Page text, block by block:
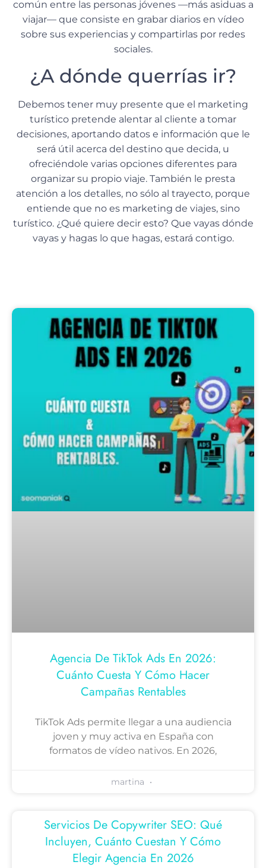
común entre las personas jóvenes —más asiduas a
viajar— que consiste en grabar diarios en vídeo
sobre sus experiencias y compartirlas por redes
sociales.
¿A dónde querrías ir?
Debemos tener muy presente que el marketing
turístico pretende alentar al cliente a tomar
decisiones, aportando datos e información que le
será útil acerca del destino que decida, u
ofreciéndole varias opciones diferentes para
organizar su propio viaje. También le presta
atención a los detalles, no sólo al trayecto, porque
entiende que no es marketing de viajes, sino
turístico. ¿Qué quiere decir esto? Que vayas dónde
vayas y hagas lo que hagas, estará contigo.
Agencia De TikTok Ads En 2026:
Cuánto Cuesta Y Cómo Hacer
Campañas Rentables
TikTok Ads permite llegar a una audiencia
joven y muy activa en España con
formatos de vídeo nativos. En 2026,
martina
Servicios De Copywriter SEO: Qué
Incluyen, Cuánto Cuestan Y Cómo
Elegir Agencia En 2026